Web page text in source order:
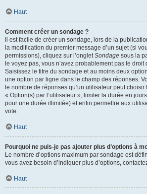
Haut
Comment créer un sondage ?
Il est facile de créer un sondage, lors de la
la modification du premier message d’un sujet (si
permissions), cliquez sur l’onglet Sondage sous la
le voyez pas, vous n’avez probablement pas le droit
Saisissez le titre du sondage et au moins deux
une option par ligne dans le champ des réponses.
le nombre de réponses qu’un utilisateur peut choisir
« Option(s) par l’utilisateur », limiter la durée en
pour une durée illimitée) et enfin permettre aux
vote.
Haut
Pourquoi ne puis-je pas ajouter plus d’options à
Le nombre d’options maximum par sondage est
vous avez besoin d’indiquer plus d’options,
Haut